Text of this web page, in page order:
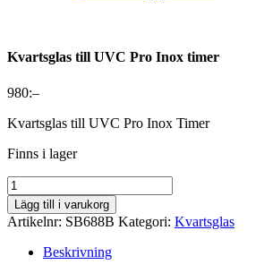
Kvartsglas till UVC Pro Inox timer
980:–
Kvartsglas till UVC Pro Inox Timer
Finns i lager
Antal
Lägg till i varukorg
Artikelnr: SB688B Kategori: Kvartsglas
Beskrivning